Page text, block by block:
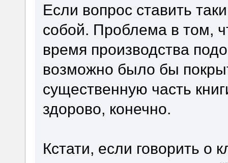
Если вопрос ставить
собой. Проблема в том,
время производства
возможно было бы
существенную часть
здорово, конечно.
Кстати, если говорить